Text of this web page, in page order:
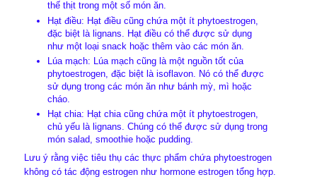
thế thịt trong một số món ăn.
Hạt điều: Hạt điều cũng chứa một ít phytoestrogen,
đặc biệt là lignans. Hạt điều có thể được sử dụng
như một loại snack hoặc thêm vào các món ăn.
Lúa mạch: Lúa mạch cũng là một nguồn tốt của
phytoestrogen, đặc biệt là isoflavon. Nó có thể được
sử dụng trong các món ăn như bánh mỳ, mì hoặc
cháo.
Hạt chia: Hạt chia cũng chứa một ít phytoestrogen,
chủ yếu là lignans. Chúng có thể được sử dụng trong
món salad, smoothie hoặc pudding.
Lưu ý rằng việc tiêu thụ các thực phẩm chứa phytoestrogen
không có tác động estrogen như hormone estrogen tổng hợp.